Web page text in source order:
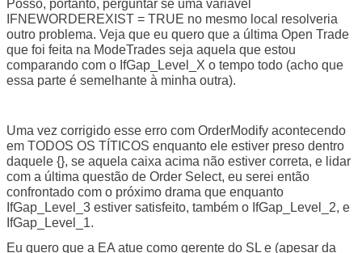
Posso, portanto, perguntar se uma variável
IFNEWORDEREXIST = TRUE no mesmo local resolveria
outro problema. Veja que eu quero que a última Open Trade
que foi feita na ModeTrades seja aquela que estou
comparando com o IfGap_Level_X o tempo todo (acho que
essa parte é semelhante à minha outra).
Uma vez corrigido esse erro com OrderModify acontecendo
em TODOS OS TÍTICOS enquanto ele estiver preso dentro
daquele {}, se aquela caixa acima não estiver correta, e lidar
com a última questão de Order Select, eu serei então
confrontado com o próximo drama que enquanto
IfGap_Level_3 estiver satisfeito, também o IfGap_Level_2, e
IfGap_Level_1.
Eu quero que a EA atue como gerente do SL e (apesar da